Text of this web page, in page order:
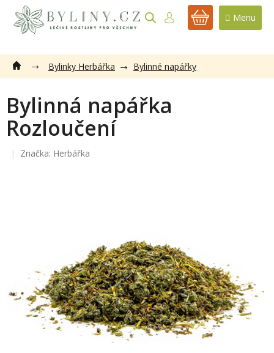
obsah
NÁKUPNÍ
Bylinky Herbářka Bylinné napářky
Bylinná napářka
Rozloučení
Značka: Herbářka